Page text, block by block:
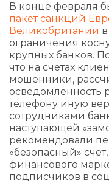
В конце февраля
пакет санкций
Великобритании
ограничения
крупных банков.
что на счетах
мошенники,
осведомленность
телефону иную
сотрудниками
наступающей
рекомендовали
«безопасный»
финансового
подписчиков в